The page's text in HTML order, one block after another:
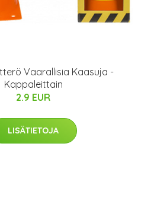
Vaarallisia Kaasuja -
Kappaleittain
2.9 EUR
LISÄTIETOJA